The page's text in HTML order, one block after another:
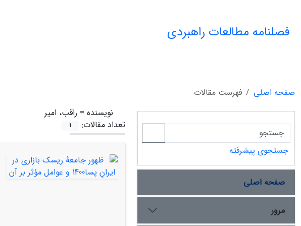
فصلنامه مطالعات راهبردی
صفحه اصلی
فهرست مقالات
نویسنده = راقب، امیر
تعداد مقالات:
1
جستجوی پیشرفته
صفحه اصلی
مرور